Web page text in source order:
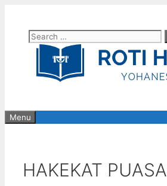
contentSearch
for:
Menu
HAKEKAT PUASA